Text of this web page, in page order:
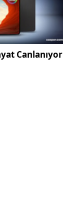
Canlanıyor